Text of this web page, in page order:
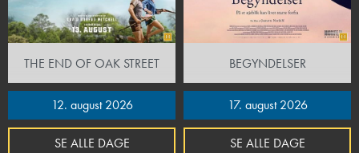
THE END OF OAK STREET
12. august 2026
SE ALLE DAGE
BEGYNDELSER
17. august 2026
SE ALLE DAGE